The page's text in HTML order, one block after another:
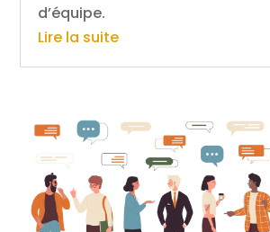
d’équipe.
Lire la suite